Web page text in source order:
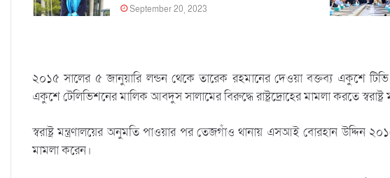
September 20, 2023
২০১৫ সালের ৫ জানুয়ারি লন্ডন থেকে তারেক রহমানের দেওয়া বক্তব্য একুশে
একুশে টেলিভিশনের মালিক আবদুস সালামের ‍বিরুদ্ধে রাষ্ট্রদ্রোহের মামলা করতে
স্বরাষ্ট্র মন্ত্রণালয়ের অনুমতি পাওয়ার পর তেজগাঁও থানায় এসআই বোরহান উদ্দিন
মামলা করেন।